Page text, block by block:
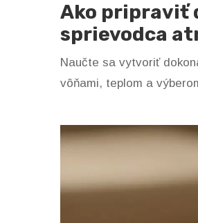
Ako pripraviť
sprievodca
Naučte sa vytvoriť
vôňami, teplom a